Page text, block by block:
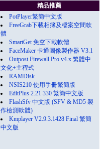
精品推薦
PotPlayer繁簡中文版
FreeGrab下載相簿及檔案空間軟
體
SmartGet 免空下載軟體
FaceMaker 卡通圖像製作器 V3.1
Outpost Firewall Pro v4.x 繁體中
文化+主程式
RAMDisk
NSIS210 使用手冊繁簡版
EditPlus 2.21 330 繁簡中文版
FlashSfv 中文版 (SFV & MD5 製
作檢測軟體)
Kmplayer V2.9.3.1428 Final 繁簡
中文版